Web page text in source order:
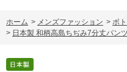
ホーム > メンズファッション > ボ
> 日本製 和柄高島ちぢみ7分丈パンツ